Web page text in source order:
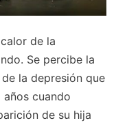
de la
Se percibe la
la depresión que
cuando
de su hija